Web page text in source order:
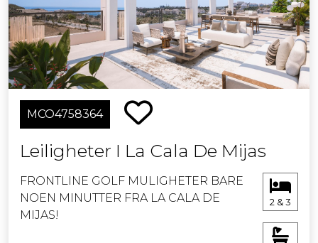
MCO4758364
Leiligheter I La Cala De Mijas
FRONTLINE GOLF MULIGHETER BARE
NOEN MINUTTER FRA LA CALA DE
MIJAS!
2 & 3